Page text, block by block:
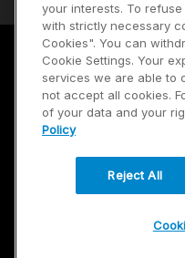
Política de privacidad
© 2026 Dana Limited. Todos
your interests. To
with strictly necessary
Cookies". You can
Cookie Settings. Your
services we are able to
not accept all cookies.
of your data and your
Policy
Reject All